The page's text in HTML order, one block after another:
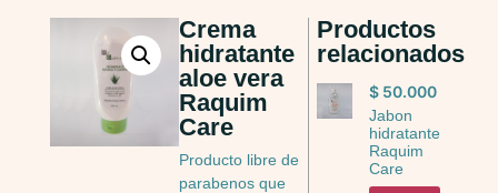
Crema
hidratante
aloe vera
Raquim
Care
Producto libre de
parabenos que
Productos
relacionados
$ 50.000
Jabon
hidratante
Raquim
Care